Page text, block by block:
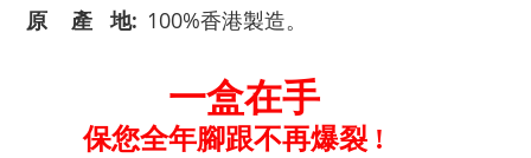
原 產 地: 100%香港製造。
一盒在手
保您全年腳跟不再爆裂 !